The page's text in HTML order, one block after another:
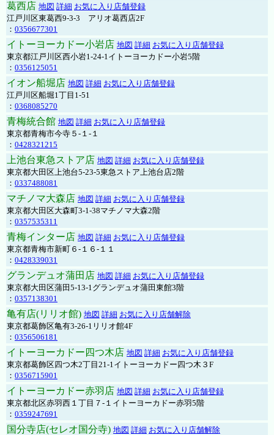
葛西店 地図 詳細 お気に入り店舗登録
江戸川区東葛西9-3-3 アリオ葛西店2F
： 0356677301
イトーヨーカドー小岩店 地図 詳細 お気に入り店舗登録
東京都江戸川区西小岩1-24-1イトーヨーカドー小岩5階
： 0356125051
イオン船堀店 地図 詳細 お気に入り店舗登録
江戸川区船堀1丁目1-51
： 0368085270
青梅統合館 地図 詳細 お気に入り店舗登録
東京都青梅市今寺５-１-１
： 0428321215
上池台東急ストア店 地図 詳細 お気に入り店舗登録
東京都大田区上池台5-23-5東急ストア上池台店2階
： 0337488081
マチノマ大森店 地図 詳細 お気に入り店舗登録
東京都大田区大森町3-1-38マチノマ大森2階
： 0357535311
青梅インター店 地図 詳細 お気に入り店舗登録
東京都青梅市新町６-１６-１１
： 0428339031
グランデュオ蒲田店 地図 詳細 お気に入り店舗登録
東京都大田区蒲田5-13-1グランデュオ蒲田東館3階
： 0357138301
亀有店(リリオ館) 地図 詳細 お気に入り店舗解除
東京都葛飾区亀有3-26-1リリオ館4F
： 0356506181
イトーヨーカドー四つ木店 地図 詳細 お気に入り店舗登録
東京都葛飾区四つ木2丁目21-1イトーヨーカドー四つ木３F
： 0356715901
イトーヨーカドー赤羽店 地図 詳細 お気に入り店舗登録
東京都北区赤羽西１丁目７-１イトーヨーカドー赤羽5階
： 0359247691
国分寺店(セレオ国分寺) 地図 詳細 お気に入り店舗解除